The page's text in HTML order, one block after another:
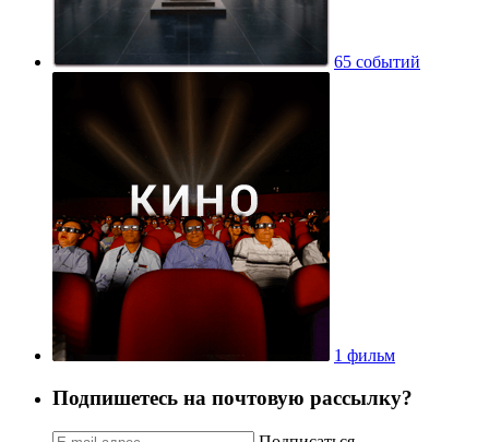
65 событий
1 фильм
Подпишетесь на почтовую рассылку?